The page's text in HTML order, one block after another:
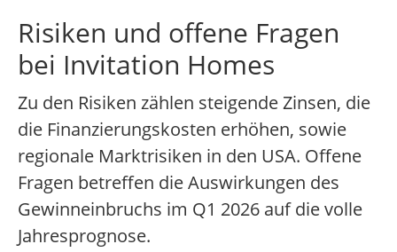
Risiken und offene Fragen
bei Invitation Homes
Zu den Risiken zählen steigende Zinsen, die
die Finanzierungskosten erhöhen, sowie
regionale Marktrisiken in den USA. Offene
Fragen betreffen die Auswirkungen des
Gewinneinbruchs im Q1 2026 auf die volle
Jahresprognose.